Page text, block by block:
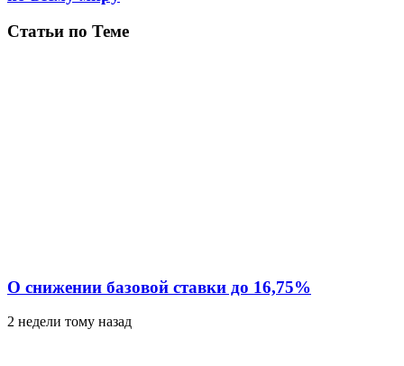
Статьи по Теме
О снижении базовой ставки до 16,75%
2 недели тому назад